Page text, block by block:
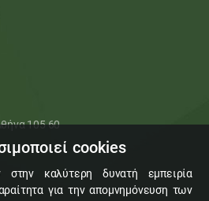
105 60
cookies
στην καλύτερη δυνατή εμπειρία
για την απομνημόνευση των